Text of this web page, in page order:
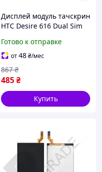
Дисплей модуль тачскрин
HTC Desire 616 Dual Sim
Готово к отправке
от48₴/мес
485₴
867 ₴
Купить